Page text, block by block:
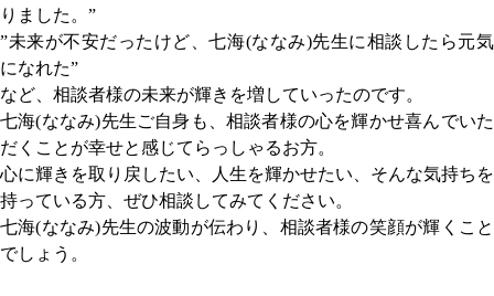
りました。”
”未来が不安だったけど、七海(ななみ)先生に相談したら元気
になれた”
など、相談者様の未来が輝きを増していったのです。
七海(ななみ)先生ご自身も、相談者様の心を輝かせ喜んでいた
だくことが幸せと感じてらっしゃるお方。
心に輝きを取り戻したい、人生を輝かせたい、そんな気持ちを
持っている方、ぜひ相談してみてください。
七海(ななみ)先生の波動が伝わり、相談者様の笑顔が輝くこと
でしょう。